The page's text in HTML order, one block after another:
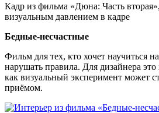
Кадр из фильма «Дюна: Часть
визуальным давлением в кадре
Бедные-несчастные
Фильм для тех, кто хочет научиться
нарушать правила. Для дизайнера
как визуальный эксперимент может
приёмом.